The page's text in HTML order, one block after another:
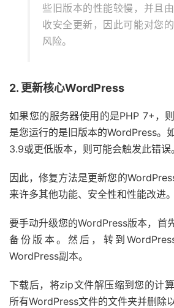
些旧版本的性能较慢，并且
收安全更新，因此可能对您
风险。
2. 更新核心WordPress
如果您的服务器使用的是PHP 7+，
是您运行的是旧版本的WordPress。
3.9或更低版本，则可能会触发此错误。
因此，修复方法是更新您的
来许多其他功能、安全性和性能改进。
要手动升级您的WordPress版本，首
备份版本。然后，转到
WordPress副本。
下载后，将zip文件解压缩到您的计
所有WordPress文件的文件夹并删除